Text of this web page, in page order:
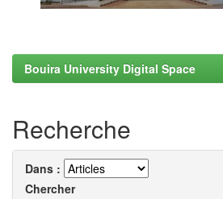
Bouira University Digital Space
Recherche
Dans :
Chercher